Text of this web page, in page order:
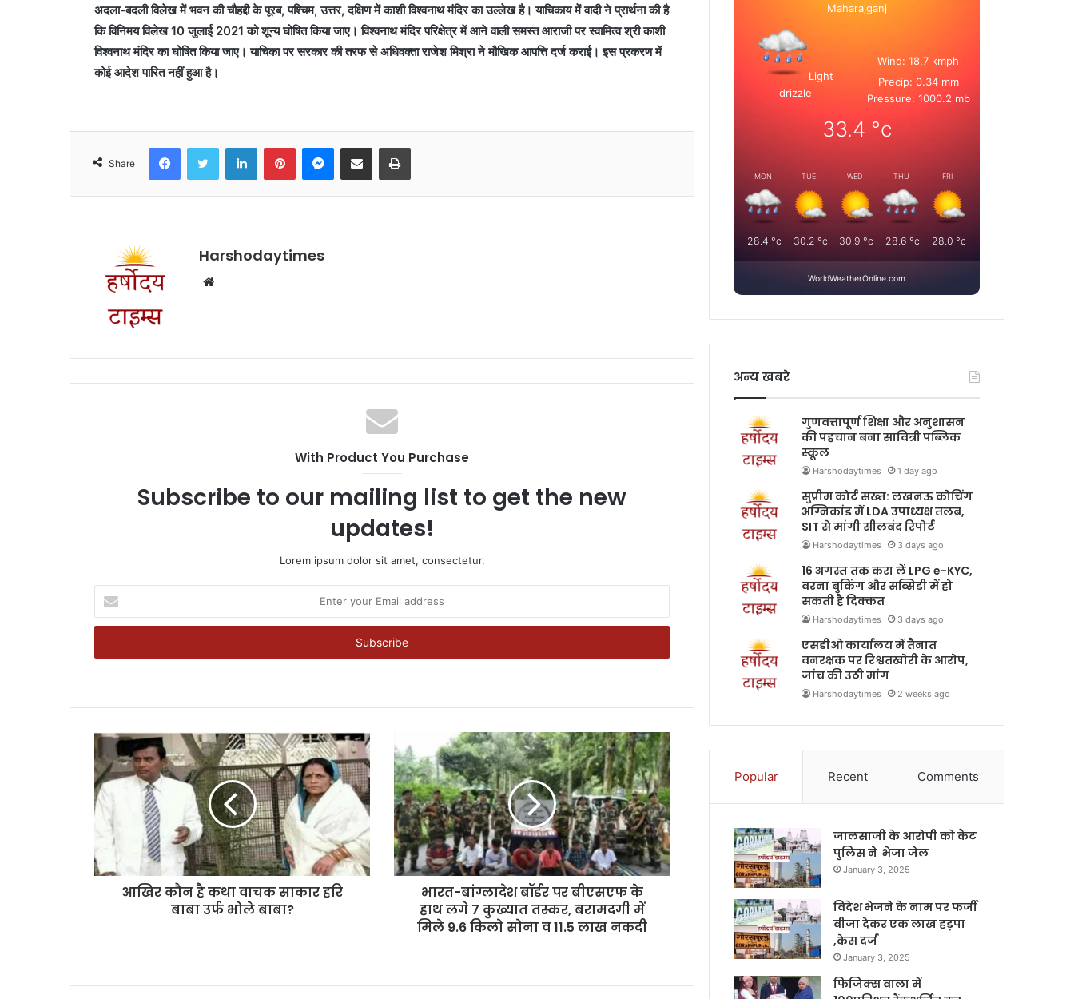
अदला-बदली विलेख में भवन की चौहद्दी के पूरब, पश्चिम, उत्तर, दक्षिण में काशी विश्वनाथ मंदिर का उल्लेख है। याचिकाय में वादी ने प्रार्थना की है
कि विनिमय विलेख 10 जुलाई 2021 को शून्य घोषित किया जाए। विश्वनाथ मंदिर परिक्षेत्र में आने वाली समस्त आराजी पर स्वामित्व श्री काशी
विश्वनाथ मंदिर का घोषित किया जाए। याचिका पर सरकार की तरफ से अधिवक्ता राजेश मिश्रा ने मौखिक आपत्ति दर्ज कराई। इस प्रकरण में
कोई आदेश पारित नहीं हुआ है।
Share
FacebookTwitter LinkedInPinterestMessenger
Share via Email Print
Harshodaytimes
Website
With Product You Purchase
Subscribe to our mailing list to get the new
updates!
Lorem ipsum dolor sit amet, consectetur.
your
Email
आखिर कौन है कथा वाचक साकार हरि
बाबा उर्फ भोले बाबा?
भारत-बांग्लादेश बॉर्डर पर बीएसएफ के
हाथ लगे 7 कुख्यात तस्कर, बरामदगी में
मिले 9.6 किलो सोना व 11.5 लाख नकदी
Maharajganj
Light
drizzle
Wind: 18.7 kmph
Precip: 0.34 mm
Pressure: 1000.2 mb
33.4 °c
MON
28.4 °c
TUE
30.2 °c
WED
30.9 °c
THU
28.6 °c
FRI
28.0 °c
WorldWeatherOnline.com
अन्य खबरे
गुणवत्तापूर्ण शिक्षा और अनुशासन
की पहचान बना सावित्री पब्लिक
स्कूल
Harshodaytimes 1 day ago
सुप्रीम कोर्ट सख्त: लखनऊ कोचिंग
अग्निकांड में LDA उपाध्यक्ष तलब,
SIT से मांगी सीलबंद रिपोर्ट
Harshodaytimes 3 days ago
16 अगस्त तक करा लें LPG e-KYC,
वरना बुकिंग और सब्सिडी में हो
सकती है दिक्कत
Harshodaytimes 3 days ago
एसडीओ कार्यालय में तैनात
वनरक्षक पर रिश्वतखोरी के आरोप,
जांच की उठी मांग
Harshodaytimes 2 weeks ago
Popular Recent Comments
जालसाजी के आरोपी को कैंट
पुलिस ने भेजा जेल
January 3, 2025
विदेश भेजने के नाम पर फर्जी
वीजा देकर एक लाख हड़पा
,केस दर्ज
January 3, 2025
फिजिक्स वाला में